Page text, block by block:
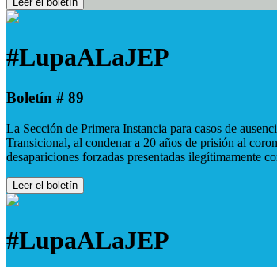
#LupaALaJEP
Boletín # 89
La Sección de Primera Instancia para casos de
Transicional, al condenar a 20 años de prisión al
desapariciones forzadas presentadas ilegítimamente
Leer el boletín
#LupaALaJEP